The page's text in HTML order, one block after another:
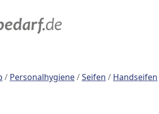
/ Personalhygiene/Seifen / Handseifen